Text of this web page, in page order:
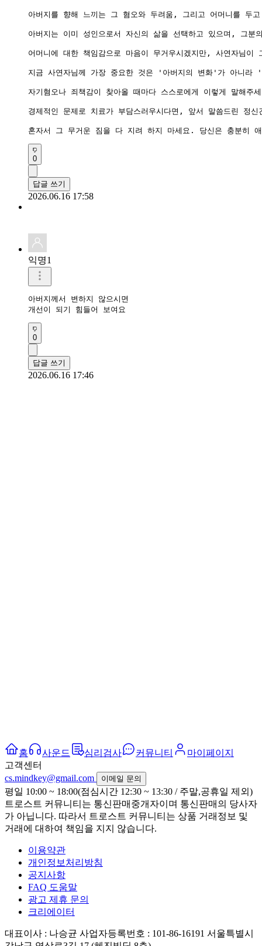
아버지를 향해 느끼는 그 혐오와 두려움, 그리고 어머니를 두
아버지는 이미 성인으로서 자신의 삶을 선택하고 있으며, 그
어머니에 대한 책임감으로 마음이 무거우시겠지만, 사연자님
지금 사연자님께 가장 중요한 것은 '아버지의 변화'가 아니라 '
자기혐오나 죄책감이 찾아올 때마다 스스로에게 이렇게 말해
경제적인 문제로 치료가 부담스러우시다면, 앞서 말씀드린 정
혼자서 그 무거운 짐을 다 지려 하지 마세요. 당신은 충분히
0
답글 쓰기
2026.06.16 17:58
익명1
아버지께서 변하지 않으시면
개선이 되기 힘들어 보여요
0
답글 쓰기
2026.06.16 17:46
홈 사운드 심리검사 커뮤니티
마이페이지
고객센터
cs.mindkey@gmail.com
이메일 문의
평일 10:00 ~ 18:00(점심시간 12:30 ~ 13:30 / 주말,공휴일 제외)
트로스트 커뮤니티는 통신판매중개자이며 통신판매의 당사자
가 아닙니다. 따라서 트로스트 커뮤니티는 상품 거래정보 및
거래에 대하여 책임을 지지 않습니다.
이용약관
개인정보처리방침
공지사항
FAQ 도움말
광고 제휴 문의
크리에이터
대표이사 : 나승균 사업자등록번호 : 101-86-16191 서울특별시